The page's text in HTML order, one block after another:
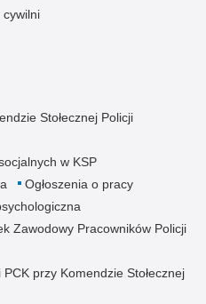
cywilni
Stołecznej Policji
w KSP
Ogłoszenia o pracy
Zawodowy Pracowników Policji
przy Komendzie Stołecznej